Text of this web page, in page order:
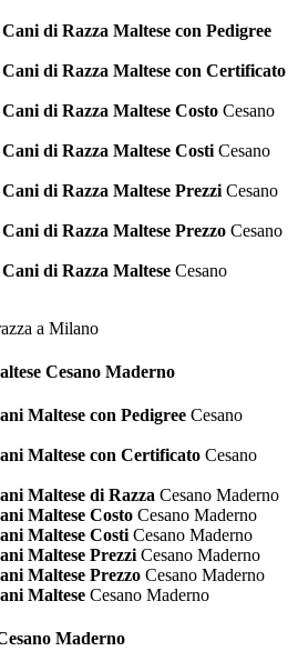
di Razza Maltese con Pedigree
di Razza Maltese con Certificato
di Razza Maltese Costo Cesano
di Razza Maltese Costi Cesano
di Razza Maltese Prezzi Cesano
di Razza Maltese Prezzo Cesano
di Razza Maltese Cesano
Cesano Maderno
Maltese con Pedigree Cesano
Maltese con Certificato Cesano
Maltese di Razza Cesano Maderno
Maltese Costo Cesano Maderno
Maltese Costi Cesano Maderno
Maltese Prezzi Cesano Maderno
Maltese Prezzo Cesano Maderno
Maltese Cesano Maderno
Maderno